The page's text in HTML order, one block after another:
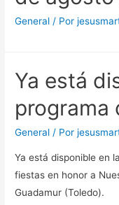
General / Por
Ya está
programa
General / Por
Ya está disponible en
fiestas en honor a
Guadamur (Toledo).